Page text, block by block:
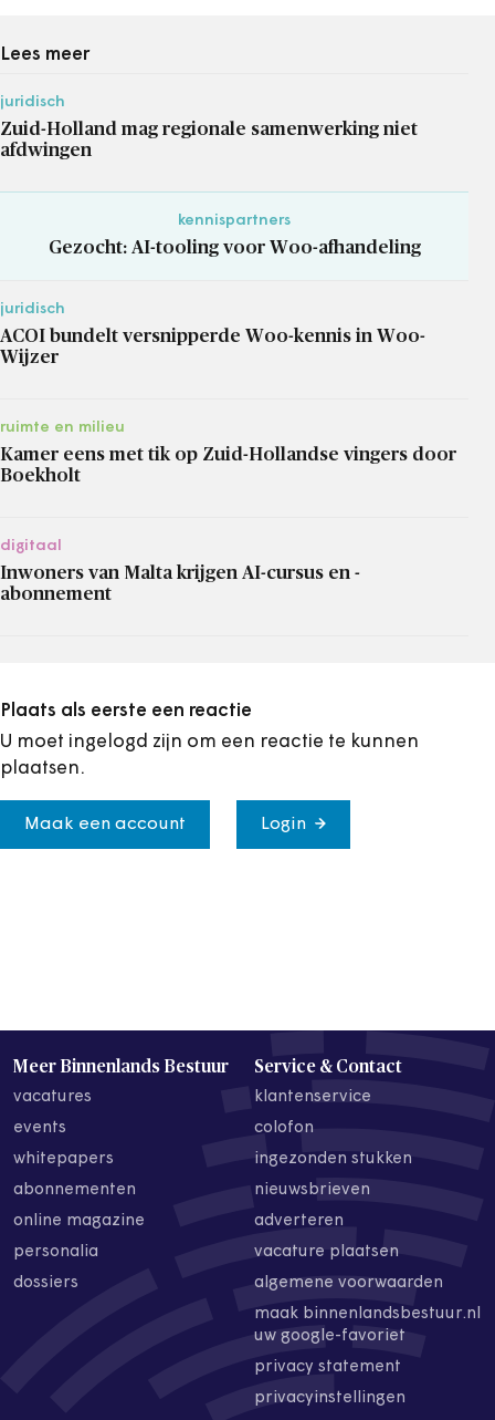
Lees meer
juridisch
Zuid-Holland mag regionale samenwerking niet
afdwingen
kennispartners
Gezocht: AI-tooling voor Woo-afhandeling
juridisch
ACOI bundelt versnipperde Woo-kennis in Woo-
Wijzer
ruimte en milieu
Kamer eens met tik op Zuid-Hollandse vingers door
Boekholt
digitaal
Inwoners van Malta krijgen AI-cursus en -
abonnement
Plaats als eerste een reactie
U moet ingelogd zijn om een reactie te kunnen
plaatsen.
Maak een account Login
Meer Binnenlands Bestuur
vacatures
events
whitepapers
abonnementen
online magazine
personalia
dossiers
Service & Contact
klantenservice
colofon
ingezonden stukken
nieuwsbrieven
adverteren
vacature plaatsen
algemene voorwaarden
maak binnenlandsbestuur.nl
uw google-favoriet
privacy statement
privacyinstellingen